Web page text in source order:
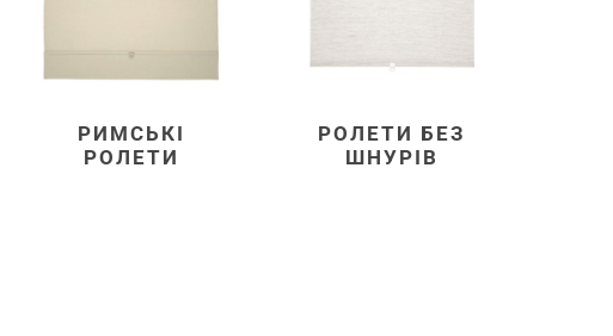
РИМСЬКІ
РОЛЕТИ
РОЛЕТИ БЕЗ
ШНУРІВ